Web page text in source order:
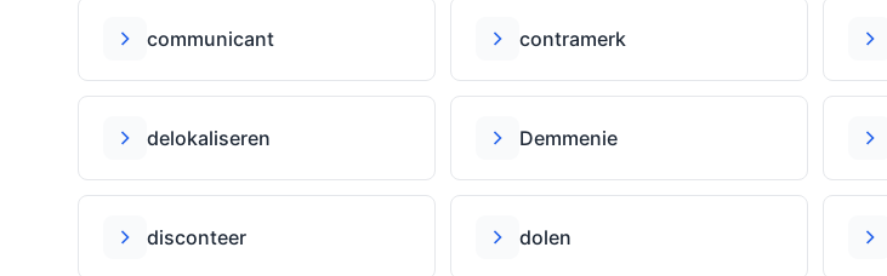
communicant contramerk
delokaliseren Demmenie
disconteer dolen